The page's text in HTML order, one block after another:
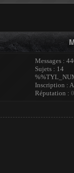
Messages :
Sujets : 14
Inscription :
Réputation : 0